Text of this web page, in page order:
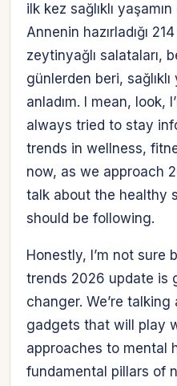
ilk kez sağlıklı
Annenin hazırladığı
zeytinyağlı salataları,
günlerden beri,
anladım. I mean, look,
always tried to stay
trends in wellness,
now, as we approach
talk about the healthy
should be following.
Honestly, I’m not sure
trends 2026 update is
changer. We’re
gadgets that will play
approaches to mental
fundamental pillars of